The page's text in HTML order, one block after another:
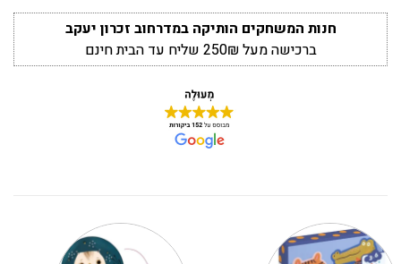
חנות המשחקים הותיקה במדרחוב זכרון יעקב
ברכישה מעל 250₪ שליח עד הבית חינם